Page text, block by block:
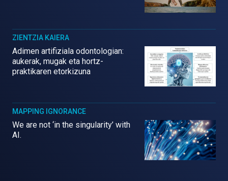
ZIENTZIA KAIERA
Adimen artifiziala odontologian:
aukerak, mugak eta hortz-
praktikaren etorkizuna
MAPPING IGNORANCE
We are not ‘in the singularity’ with
AI.